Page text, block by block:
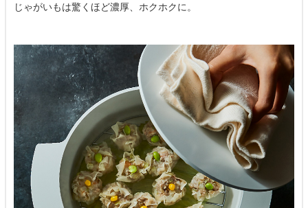
じゃがいもは驚くほど濃厚、ホクホクに。